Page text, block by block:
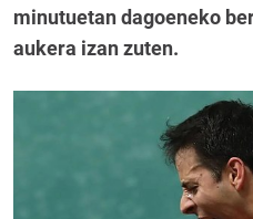
minutuetan dagoeneko
aukera izan zuten.